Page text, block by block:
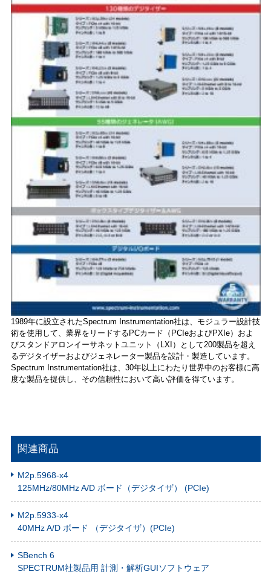
1989年に設立されたSpectrum Instrumentation社は、モジュラー設計技
術を使用して、業界をリードするPCカード（PCIeおよびPXIe）およ
びスタンドアロンイーサネットユニット（LXI）として200製品を超え
るデジタイザーおよびジェネレーター製品を設計・製造しています。
Spectrum Instrumentation社は、30年以上にわたり世界中のお客様に高
度な製品を提供し、その信頼性において高い評価を得ています。
関連商品
M2p.5968-x4
125MHz/80MHz A/D ボード（デジタイザ） (PCIe)
M2p.5933-x4
40MHz A/D ボード （デジタイザ）(PCIe)
SBench 6
SPECTRUM社製品用 計測・解析GUIソフトウェア